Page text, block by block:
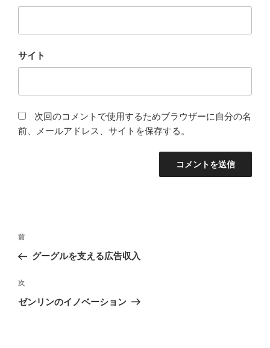
サイト
次回のコメントで使用するためブラウザーに自分の名
前、メールアドレス、サイトを保存する。
投
ナ
ビ
ゲ
過
去
投
稿
前
グーグルを支える広告収入
次
の
次
ゼンリンのイノベーション